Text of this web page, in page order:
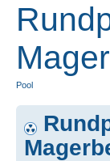
Pool